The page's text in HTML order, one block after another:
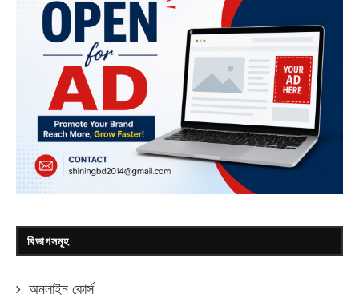
বিভাগসমূহ
অনলাইন কোর্স